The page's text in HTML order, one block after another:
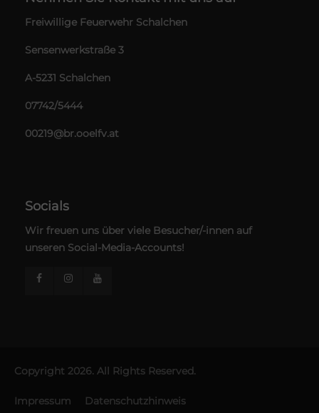
Freiwillige Feuerwehr Schalchen
Sensenwerkstraße 3
A-5231 Schalchen
07742/5444
00219@br.ooelfv.at
Socials
Wir freuen uns über viele Besucher/-innen auf
unseren Social-Media-Accounts!
Copyright 2026. All Rights Reserved.
Impressum Datenschutzhinweis